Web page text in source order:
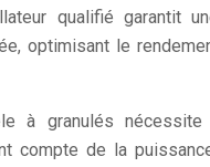
qualifié garantit
optimisant le
à granulés nécessite
compte de la